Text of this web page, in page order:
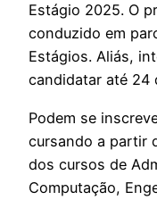
Estágio 2025. O
conduzido em
Estágios. Aliás,
candidatar até 24
Podem se
cursando a partir
dos cursos de
Computação,